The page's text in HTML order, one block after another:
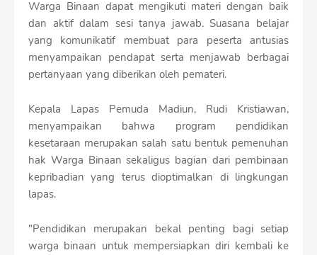
Warga Binaan dapat mengikuti materi dengan baik
dan aktif dalam sesi tanya jawab. Suasana belajar
yang komunikatif membuat para peserta antusias
menyampaikan pendapat serta menjawab berbagai
pertanyaan yang diberikan oleh pemateri.
Kepala Lapas Pemuda Madiun, Rudi Kristiawan,
menyampaikan bahwa program pendidikan
kesetaraan merupakan salah satu bentuk pemenuhan
hak Warga Binaan sekaligus bagian dari pembinaan
kepribadian yang terus dioptimalkan di lingkungan
lapas.
"Pendidikan merupakan bekal penting bagi setiap
warga binaan untuk mempersiapkan diri kembali ke